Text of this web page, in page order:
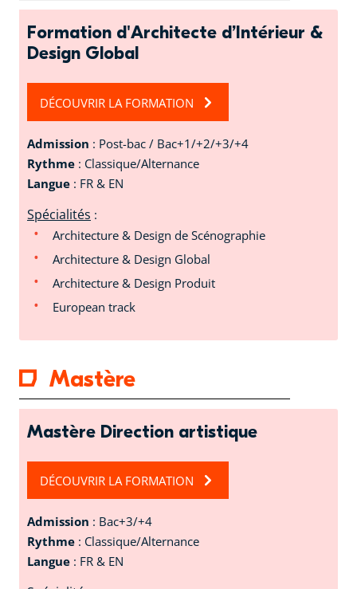
Formation d'Architecte d’Intérieur &
Design Global
DÉCOUVRIR LA FORMATION
Admission : Post-bac / Bac+1/+2/+3/+4
Rythme : Classique/Alternance
Langue : FR & EN
Spécialités :
Architecture & Design de Scénographie
Architecture & Design Global
Architecture & Design Produit
European track
Mastère
Mastère Direction artistique
DÉCOUVRIR LA FORMATION
Admission : Bac+3/+4
Rythme : Classique/Alternance
Langue : FR & EN